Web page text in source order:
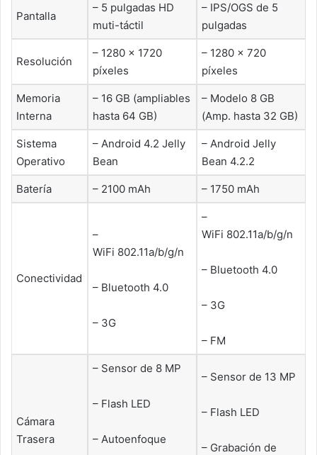
Pantalla
– 5 pulgadas HD
muti-táctil
– IPS/OGS de 5
pulgadas
Resolución
– 1280 × 1720
píxeles
– 1280 x 720
píxeles
Memoria
Interna
– 16 GB (ampliables
hasta 64 GB)
– Modelo 8 GB
(Amp. hasta 32 GB)
Sistema
Operativo
– Android 4.2 Jelly
Bean
– Android Jelly
Bean 4.2.2
Batería – 2100 mAh – 1750 mAh
Conectividad
–
WiFi 802.11a/b/g/n
– Bluetooth 4.0
– 3G
–
WiFi 802.11a/b/g/n
– Bluetooth 4.0
– 3G
– FM
Cámara
Trasera
– Sensor de 8 MP
– Flash LED
– Autoenfoque
– Sensor de 13 MP
– Flash LED
– Grabación de